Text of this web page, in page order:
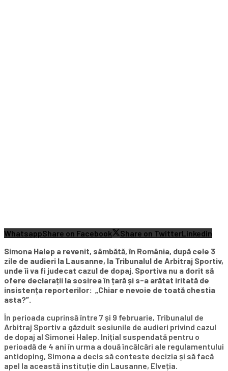
WhatsappShare on Facebook Share on TwitterLinkedin
Simona Halep a revenit, sâmbătă, în România, după cele 3
zile de audieri la Lausanne, la Tribunalul de Arbitraj Sportiv,
unde îi va fi judecat cazul de dopaj. Sportiva nu a dorit să
ofere declarații la sosirea în țară și s-a arătat iritată de
insistența reporterilor: „Chiar e nevoie de toată chestia
asta?”.
În perioada cuprinsă între 7 și 9 februarie, Tribunalul de
Arbitraj Sportiv a găzduit sesiunile de audieri privind cazul
de dopaj al Simonei Halep. Inițial suspendată pentru o
perioadă de 4 ani în urma a două încălcări ale regulamentului
antidoping, Simona a decis să conteste decizia și să facă
apel la această instituție din Lausanne, Elveția.